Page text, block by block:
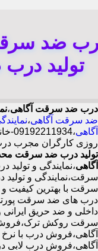
ضد
تولید
درب ضد سرقت آگاهی،
ضد سرقت آگاهی،
آگاهی
روزی کارگران مجرب
تولید درب ضد سرقت
آگاهی،نمایندگی و
سرقت،نمایندگی و
سرقت با بهترین کیفیت و
درب های ضد سرقت
داخلی و ضد حریق
سرقت روکش ترک،فروش
آگاهی،فروش درب با
آگاهی،فروش درب لابی